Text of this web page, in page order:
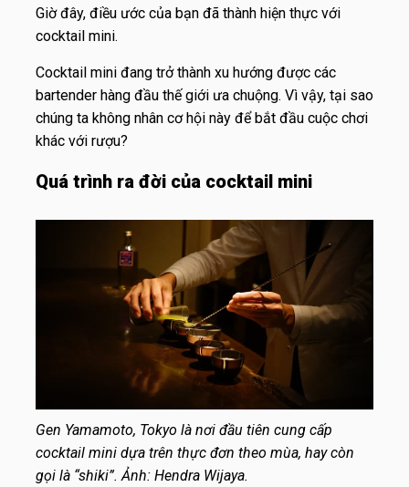
Giờ đây, điều ước của bạn đã thành hiện thực với
cocktail mini.
Cocktail mini đang trở thành xu hướng được các
bartender hàng đầu thế giới ưa chuộng. Vì vậy, tại sao
chúng ta không nhân cơ hội này để bắt đầu cuộc chơi
khác với rượu?
Quá trình ra đời của cocktail mini
Gen Yamamoto, Tokyo là nơi đầu tiên cung cấp
cocktail mini dựa trên thực đơn theo mùa, hay còn
gọi là “shiki”. Ảnh: Hendra Wijaya.